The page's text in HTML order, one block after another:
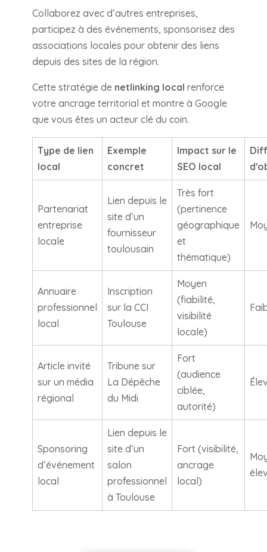
Collaborez avec d’autres entreprises,
participez à des événements, sponsorisez des
associations locales pour obtenir des liens
depuis des sites de la région.
Cette stratégie de netlinking local renforce
votre ancrage territorial et montre à Google
que vous êtes un acteur clé du coin.
Type de lien
local
Exemple
concret
Impact sur le
SEO local
Partenariat
entreprise
locale
Lien depuis le
site d’un
fournisseur
toulousain
Très fort
(pertinence
géographique
et
thématique)
Annuaire
professionnel
local
Inscription
sur la CCI
Toulouse
Moyen
(fiabilité,
visibilité
locale)
Article invité
sur un média
régional
Tribune sur
La Dépêche
du Midi
Fort
(audience
ciblée,
autorité)
Sponsoring
d’événement
local
Lien depuis le
site d’un
salon
professionnel
à Toulouse
Fort (visibilité,
ancrage
local)